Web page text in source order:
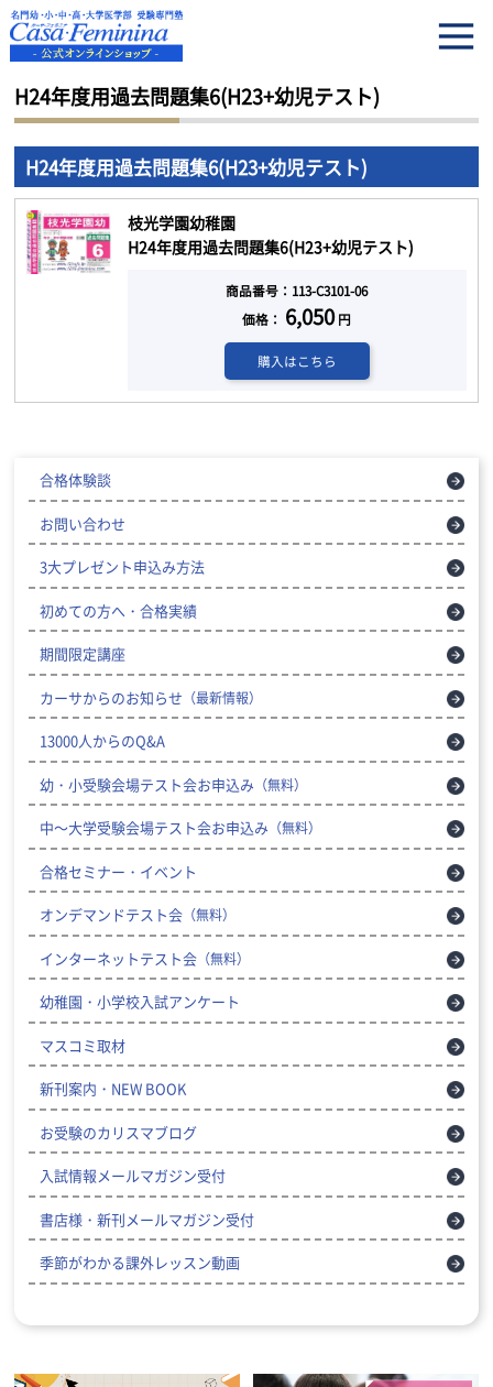
HOME H24年度用過去問題集6(H23+幼児テスト)
H24年度用過去問題集6(H23+幼児テスト)
H24年度用過去問題集6(H23+幼児テスト)
枝光学園幼稚園
H24年度用過去問題集6(H23+幼児テスト)
商品番号：113-C3101-06
価格： 6,050円
購入はこちら
合格体験談
お問い合わせ
3大プレゼント申込み方法
初めての方へ・合格実績
期間限定講座
カーサからのお知らせ （最新情報）
13000人からのQ&A
幼・小受験会場テスト会お申込み （無料）
中～大学受験会場テスト会お申込み （無料）
合格セミナー・イベント
オンデマンドテスト会 （無料）
インターネットテスト会 （無料）
幼稚園・小学校入試アンケート
マスコミ取材
新刊案内・NEW BOOK
お受験のカリスマブログ
入試情報メールマガジン受付
書店様・新刊メールマガジン受付
季節がわかる課外レッスン動画